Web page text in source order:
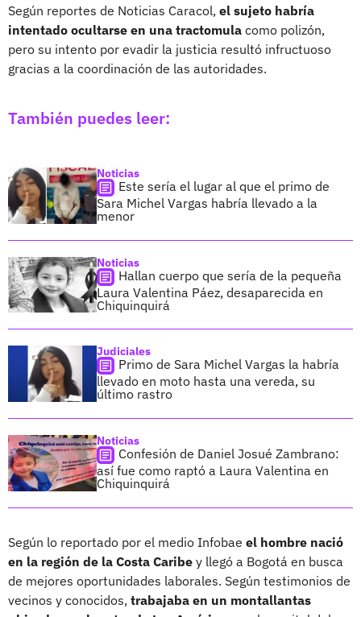
Según reportes de Noticias Caracol, el sujeto habría
intentado ocultarse en una tractomula como polizón,
pero su intento por evadir la justicia resultó infructuoso
gracias a la coordinación de las autoridades.
También puedes leer:
Noticias
Este sería el lugar al que el primo de
Sara Michel Vargas habría llevado a la
menor
Noticias
Hallan cuerpo que sería de la pequeña
Laura Valentina Páez, desaparecida en
Chiquinquirá
Judiciales
Primo de Sara Michel Vargas la habría
llevado en moto hasta una vereda, su
último rastro
Noticias
Confesión de Daniel Josué Zambrano:
así fue como raptó a Laura Valentina en
Chiquinquirá
Según lo reportado por el medio Infobae el hombre nació
en la región de la Costa Caribe y llegó a Bogotá en busca
de mejores oportunidades laborales. Según testimonios de
vecinos y conocidos, trabajaba en un montallantas